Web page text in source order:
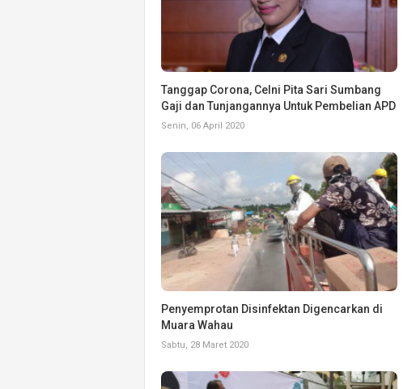
Tanggap Corona, Celni Pita Sari Sumbang
Gaji dan Tunjangannya Untuk Pembelian APD
Senin, 06 April 2020
Penyemprotan Disinfektan Digencarkan di
Muara Wahau
Sabtu, 28 Maret 2020